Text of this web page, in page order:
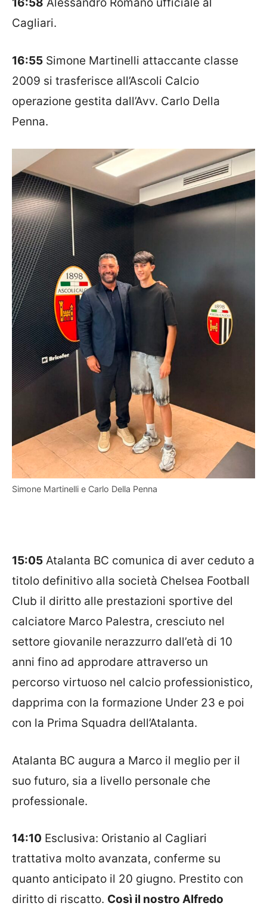
16:58 Alessandro Romano ufficiale al
Cagliari.
16:55 Simone Martinelli attaccante classe
2009 si trasferisce all’Ascoli Calcio
operazione gestita dall’Avv. Carlo Della
Penna.
Simone Martinelli e Carlo Della Penna
15:05 Atalanta BC comunica di aver ceduto a
titolo definitivo alla società Chelsea Football
Club il diritto alle prestazioni sportive del
calciatore Marco Palestra, cresciuto nel
settore giovanile nerazzurro dall’età di 10
anni fino ad approdare attraverso un
percorso virtuoso nel calcio professionistico,
dapprima con la formazione Under 23 e poi
con la Prima Squadra dell’Atalanta.
Atalanta BC augura a Marco il meglio per il
suo futuro, sia a livello personale che
professionale.
14:10 Esclusiva: Oristanio al Cagliari
trattativa molto avanzata, conferme su
quanto anticipato il 20 giugno. Prestito con
diritto di riscatto. Così il nostro Alfredo